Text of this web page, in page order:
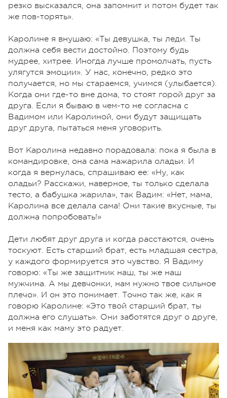
резко высказался, она запомнит и потом будет так
же пов-торять».
Каролине я внушаю: «Ты девушка, ты леди. Ты
должна себя вести достойно. Поэтому будь
мудрее, хитрее. Иногда лучше промолчать, пусть
улягутся эмоции». У нас, конечно, редко это
получается, но мы стараемся, учимся (улыбается).
Когда они где-то вне дома, то стоят горой друг за
друга. Если я бываю в чем-то не согласна с
Вадимом или Каролиной, они будут защищать
друг друга, пытаться меня уговорить.
Вот Каролина недавно порадовала: пока я была в
командировке, она сама нажарила оладьи. И
когда я вернулась, спрашиваю ее: «Ну, как
оладьи? Расскажи, наверное, ты только сделала
тесто, а бабушка жарила», так Вадим: «Нет, мама,
Каролина все делала сама! Они такие вкусные, ты
должна попробовать!»
Дети любят друг друга и когда расстаются, очень
тоскуют. Есть старший брат, есть младшая сестра,
у каждого формируется это чувство. Я Вадиму
говорю: «Ты же защитник наш, ты же наш
мужчина. А мы девчонки, нам нужно твое сильное
плечо». И он это понимает. Точно так же, как я
говорю Каролине: «Это твой старший брат, ты
должна его слушать». Они заботятся друг о друге,
и меня как маму это радует.